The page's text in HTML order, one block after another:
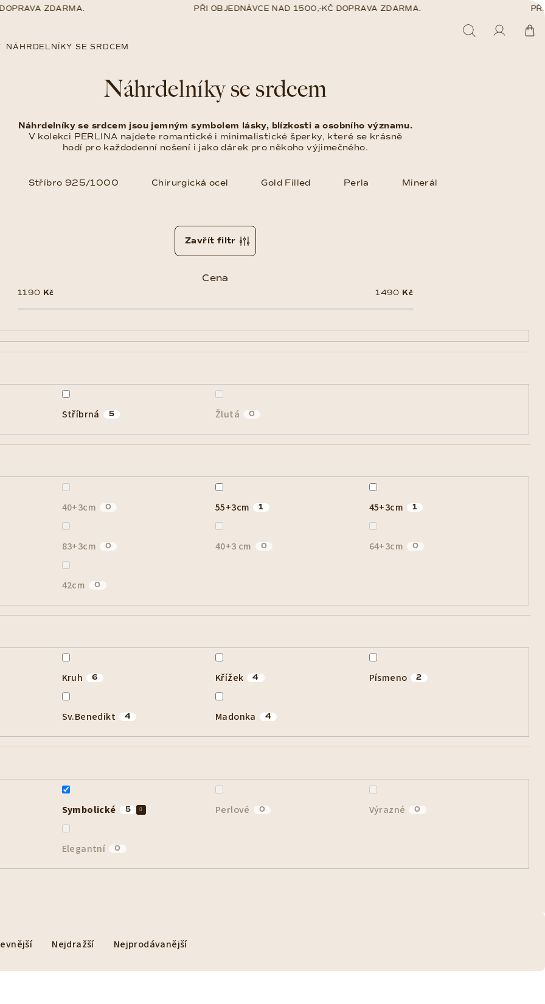
ZDARMA. PŘI OBJEDNÁVCE NAD 1500,-KČ DOPRAVA ZDARMA. PŘI
NÁHRDELNÍKY SE SRDCEM
Náhrdelníky se srdcem
Náhrdelníky se srdcem jsou jemným symbolem lásky, blízkosti a osobního významu.
V kolekci PERLINA najdete romantické i minimalistické šperky, které se krásně
hodí pro každodenní nošení i jako dárek pro někoho výjimečného.
Stříbro 925/1000 Chirurgická ocel Gold Filled Perla Minerál
Nejdražší Nejprodávanější
Zavřít filtr
Cena
1190 Kč 1490 Kč
Stříbrná 5 Žlutá 0
40+3cm 0 55+3cm 1 45+3cm 1
83+3cm 0 40+3 cm 0 64+3cm 0
42cm 0
Kruh 6 Křížek 4 Písmeno 2
Sv.Benedikt 4 Madonka 4
Symbolické 5 Perlové 0 Výrazné 0
Elegantní 0